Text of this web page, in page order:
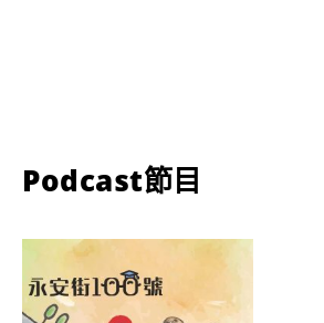
Podcast節目